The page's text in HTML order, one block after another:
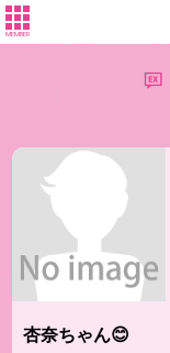
MEMBER
杏奈ちゃん😊